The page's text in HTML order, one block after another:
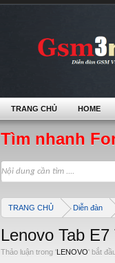
Tìm nhanh
TRANG CHỦ Diễn đàn
Lenovo Tab
Thảo luận trong 'LENOVO' bắt
TRANG CHỦ HOME